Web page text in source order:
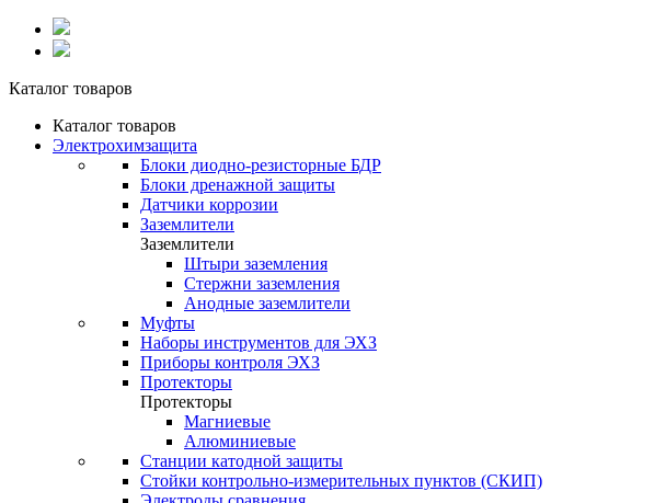
Каталог товаров
Каталог товаров
Электрохимзащита
Блоки диодно-резисторные БДР
Блоки дренажной защиты
Датчики коррозии
Заземлители
Заземлители
Штыри заземления
Стержни заземления
Анодные заземлители
Муфты
Наборы инструментов для ЭХЗ
Приборы контроля ЭХЗ
Протекторы
Протекторы
Магниевые
Алюминиевые
Станции катодной защиты
Стойки контрольно-измерительных пунктов (СКИП)